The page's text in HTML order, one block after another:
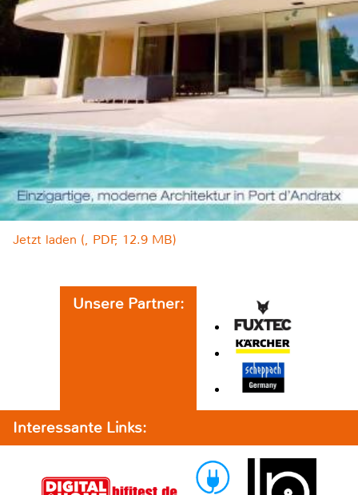
Jetzt laden (, PDF, 12.9 MB)
Unsere Partner:
Interessante Links: